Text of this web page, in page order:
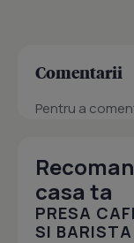
Comentarii
Pentru a
casa ta
PRESA
SI